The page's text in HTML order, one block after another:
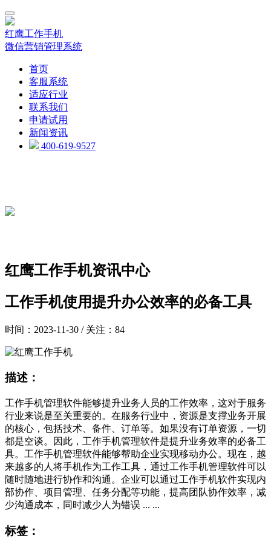
红鹰工作手机
微信营销管理系统
首页
客服系统
适应行业
联系我们
申请试用
新闻资讯
400-619-9527
红鹰工作手机资讯中心
工作手机使用提升办公效率的必备工具
时间：2023-11-30 / 关注：84
描述：
工作手机管理软件能够提升业务人员的工作效率，这对于服务
行业来说是至关重要的。在服务行业中，资源是支撑业务开展
的核心，包括技术、备件、订单等。如果没有订单资源，一切
都是空谈。因此，工作手机管理软件是提升业务效率的必备工
具。工作手机管理软件能够帮助企业实现移动办公。现在，越
来越多的人将手机作为工作工具，通过工作手机管理软件可以
随时随地进行协作和沟通。企业可以通过工作手机软件实现内
部协作、项目管理、任务分配等功能，提高团队协作效率，减
少沟通成本，同时减少人为错误 ... ...
标签：